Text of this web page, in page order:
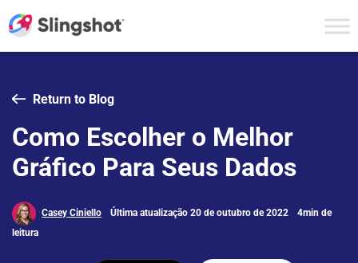
Return to Blog
Como Escolher o Melhor
Gráfico Para Seus Dados
Casey Ciniello Última atualização 20 de outubro de 2022
4min de
leitura